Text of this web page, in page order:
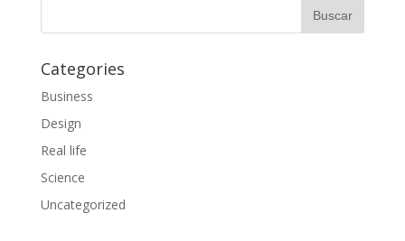
Categories
Business
Design
Real life
Science
Uncategorized